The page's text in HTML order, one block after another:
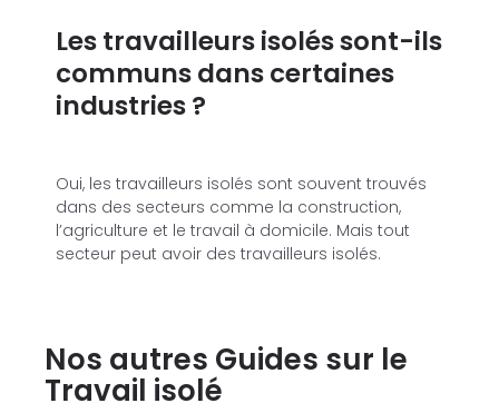
Les travailleurs isolés sont-ils
communs dans certaines
industries ?
Oui, les travailleurs isolés sont souvent trouvés
dans des secteurs comme la construction,
l’agriculture et le travail à domicile. Mais tout
secteur peut avoir des travailleurs isolés.
Nos autres Guides sur le
Travail isolé